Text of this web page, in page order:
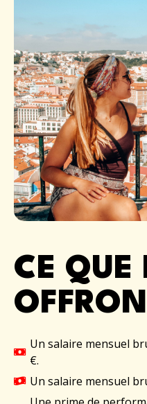
CE QUE
Un salaire mensuel
€.
Un salaire mensuel